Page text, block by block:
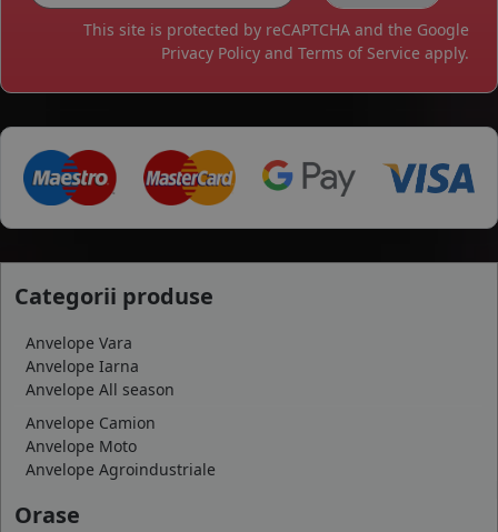
This site is protected by reCAPTCHA and the Google
Privacy Policy and Terms of Service apply.
Categorii produse
Anvelope Vara
Anvelope Iarna
Anvelope All season
Anvelope Camion
Anvelope Moto
Anvelope Agroindustriale
Orase